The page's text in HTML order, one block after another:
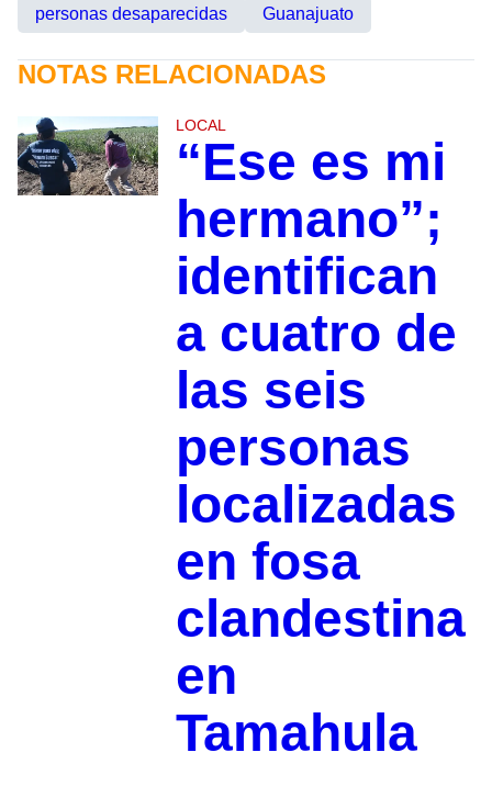
personas desaparecidas
Guanajuato
NOTAS RELACIONADAS
LOCAL
“Ese es mi
hermano”;
identifican
a cuatro de
las seis
personas
localizadas
en fosa
clandestina
en
Tamahula